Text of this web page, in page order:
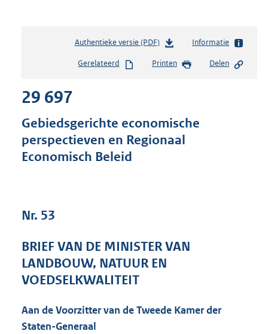
Authentieke versie (PDF)b
s
s
g
4
K
Informatie
Gerelateerd Printen Delen
29 697
Gebiedsgerichte economische
perspectieven en Regionaal
Economisch Beleid
Nr. 53
BRIEF VAN DE MINISTER VAN
LANDBOUW, NATUUR EN
VOEDSELKWALITEIT
Aan de Voorzitter van de Tweede Kamer der
Staten-Generaal